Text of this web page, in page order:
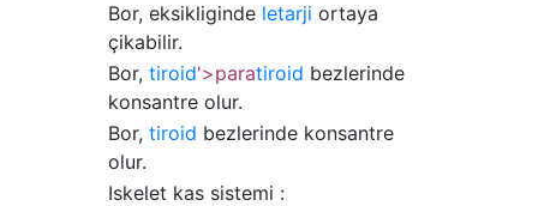
Bor, eksikliginde letarji ortaya
çikabilir.
Bor, tiroid'>paratiroid bezlerinde
konsantre olur.
Bor, tiroid bezlerinde konsantre
olur.
Iskelet kas sistemi :